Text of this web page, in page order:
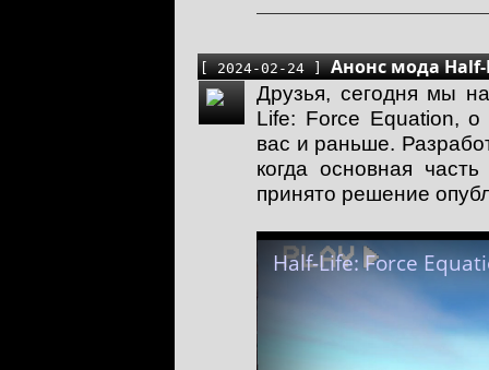
[ 2024-02-24 ]Анонс мода
Друзья, сегодня мы
Life: Force Equation, о
вас и раньше.
когда основная
принято решение